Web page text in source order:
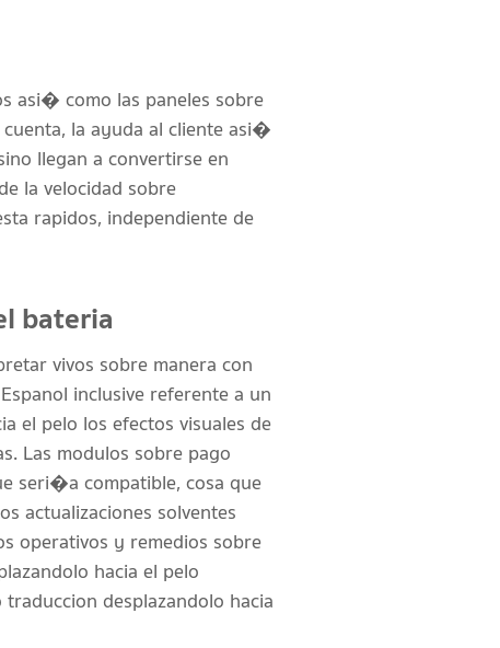
asi� como las paneles sobre
la ayuda al cliente asi�
llegan a convertirse en
la velocidad sobre
rapidos, independiente de
bateria
vivos sobre manera con
inclusive referente a un
el pelo los efectos visuales de
Las modulos sobre pago
seri�a compatible, cosa que
actualizaciones solventes
operativos y remedios sobre
hacia el pelo
desplazandolo hacia